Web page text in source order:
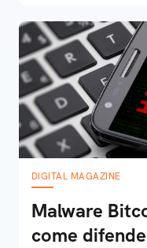
DIGITAL MAGAZINE
Malware
come